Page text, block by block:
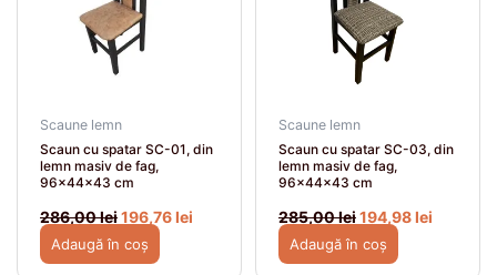
Scaune lemn
Scaun cu spatar SC-01, din
lemn masiv de fag,
96x44x43 cm
286,00lei196,76lei
Adaugă în coș
Scaune lemn
Scaun cu spatar SC-03, din
lemn masiv de fag,
96x44x43 cm
285,00lei194,98lei
Adaugă în coș